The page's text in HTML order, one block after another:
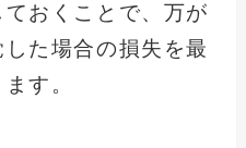
おくことで、万が
た場合の損失を最
す。